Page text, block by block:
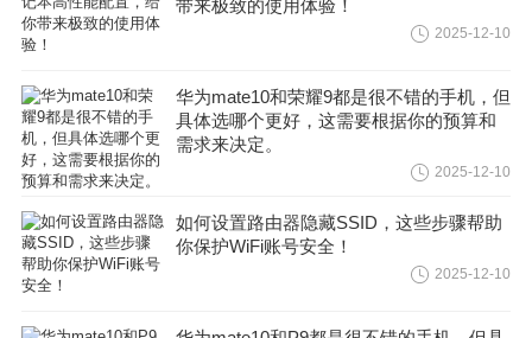
带来极致的使用体验！
2025-12-10
华为mate10和荣耀9都是很不错的手机，但
具体选哪个更好，这需要根据你的预算和
需求来决定。
2025-12-10
如何设置路由器隐藏SSID，这些步骤帮助
你保护WiFi账号安全！
2025-12-10